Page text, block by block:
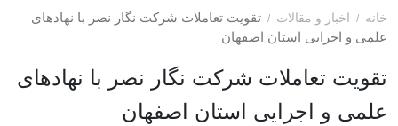
مدارک و مستندات
مقالات
اخبار
درباره ما
خانه / اخبار و مقالات / تقویت تعاملات شرکت نگار نصر با نهادهای
علمی و اجرایی استان اصفهان
تقویت تعاملات شرکت نگار نصر با نهادهای
علمی و اجرایی استان اصفهان